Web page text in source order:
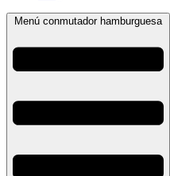
Menú conmutador hamburguesa